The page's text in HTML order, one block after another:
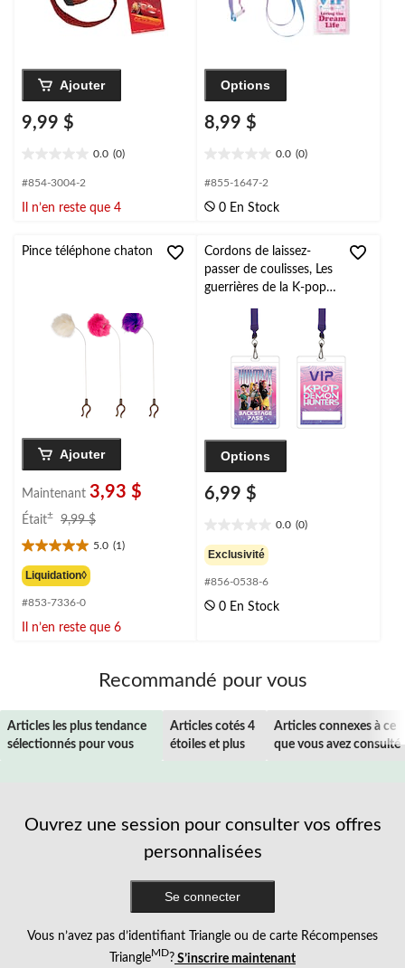
Ajouter
9,99 $
0.0 (0)
étoile(s)
5.
#854-3004-2
Il n’en reste que 4
Options
8,99 $
0.0 (0)
étoile(s)
5.
#855-1647-2
0 En Stock
Pince téléphone chaton
Ajouter
Maintenant 3,93 $
Était± 9,99 $
9,99 $
5.0 (1)
5.0
étoile(s)
sur
5.
1
Liquidation◊
#853-7336-0
Il n’en reste que 6
Cordons de laissez-
passer de coulisses, Les
guerrières de la K-pop,
Options
6,99 $
0.0 (0)
étoile(s)
sur
5.
Exclusivité
#856-0538-6
0 En Stock
Recommandé pour vous
Articles les plus tendance
sélectionnés pour vous
Articles cotés 4
étoiles et plus
Articles connexes à ce
que vous avez consulté
Ouvrez une session pour consulter vos offres
personnalisées
Se connecter
Vous n’avez pas d’identifiant Triangle ou de carte Récompenses
TriangleMD? S’inscrire maintenant